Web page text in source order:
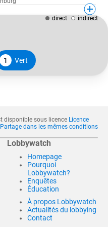
1 Vert
direct indirect
disponible sous licence Licence
dans les mêmes conditions
Lobbywatch
Homepage
Pourquoi
Lobbywatch?
Enquêtes
Éducation
À propos Lobbywatch
Actualités du lobbying
Contact